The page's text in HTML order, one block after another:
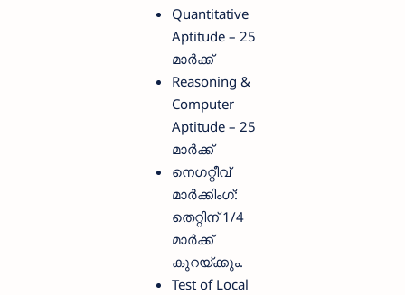
Quantitative
Aptitude – 25
മാർക്ക്
Reasoning &
Computer
Aptitude – 25
മാർക്ക്
നെഗറ്റീവ്
മാർക്കിംഗ്:
തെറ്റിന് 1/4
മാർക്ക്
കുറയ്ക്കും.
Test of Local